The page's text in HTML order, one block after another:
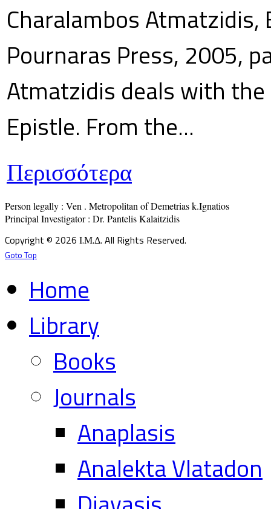
Charalambos
Pournaras Press, 2005,
Atmatzidis deals with the
Epistle. From the...
Περισσότερα
Person legally : Ven . Metropolitan of Demetrias k.Ignatios
Principal Investigator : Dr. Pantelis Kalaitzidis
Copyright © 2026 Ι.Μ.Δ. All Rights Reserved.
Goto Top
Home
Library
Books
Journals
Anaplasis
Analekta Vlatadon